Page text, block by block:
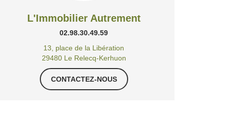
L'Immobilier Autrement
02.98.30.49.59
13, place de la Libération
29480 Le Relecq-Kerhuon
CONTACTEZ-NOUS